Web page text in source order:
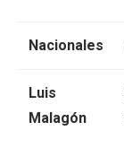
Nacionales
Luis
Malagón